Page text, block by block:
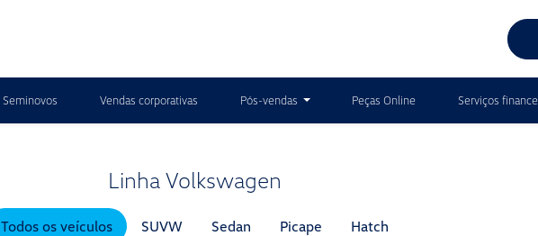
Seminovos Vendas corporativas Pós-vendas Peças Online Serviços
Linha Volkswagen
Todos os veículos SUVW Sedan Picape Hatch